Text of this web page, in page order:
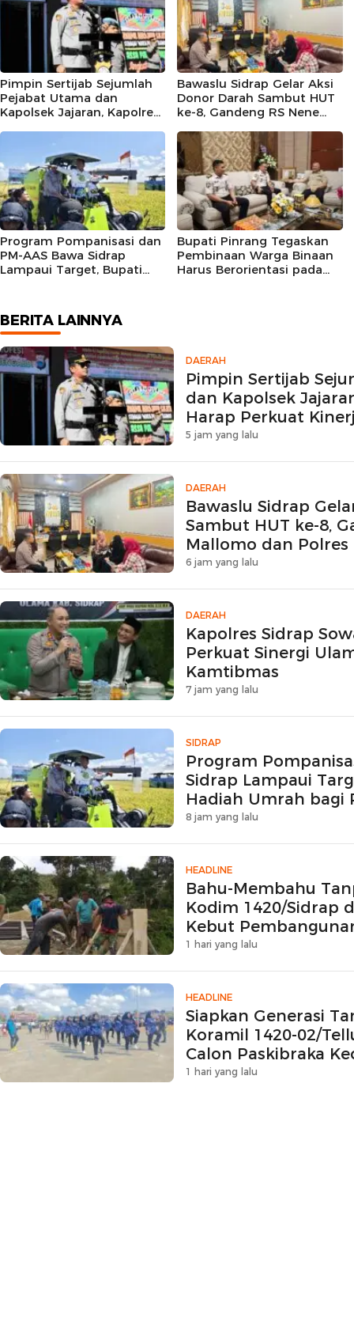
Pimpin Sertijab Sejumlah
Pejabat Utama dan
Kapolsek Jajaran, Kapolres
Bawaslu Sidrap Gelar Aksi
Donor Darah Sambut HUT
ke-8, Gandeng RS Nene
Program Pompanisasi dan
PM-AAS Bawa Sidrap
Lampaui Target, Bupati
Bupati Pinrang Tegaskan
Pembinaan Warga Binaan
Harus Berorientasi pada
BERITA LAINNYA
DAERAH
Pimpin Sertijab
dan Kapolsek
Harap Perkuat
5 jam yang lalu
DAERAH
Bawaslu Sidrap
Sambut HUT ke-8,
Mallomo dan Polres
6 jam yang lalu
DAERAH
Kapolres Sidrap
Perkuat Sinergi
Kamtibmas
7 jam yang lalu
SIDRAP
Program
Sidrap Lampaui
Hadiah Umrah bagi
8 jam yang lalu
HEADLINE
Bahu-Membahu
Kodim 1420/Sidrap
Kebut
Beton
1 hari yang lalu
HEADLINE
Siapkan Generasi
Koramil 1420-02/
Calon Paskibraka
1 hari yang lalu